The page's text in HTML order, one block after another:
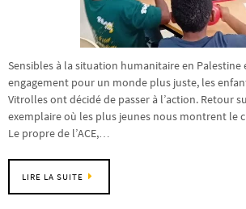
Sensibles à la situation humanitaire en Palestine
engagement pour un monde plus juste, les
Vitrolles ont décidé de passer à l’action. Retour
exemplaire où les plus jeunes nous montrent le
Le propre de l’ACE,…
LIRE LA SUITE